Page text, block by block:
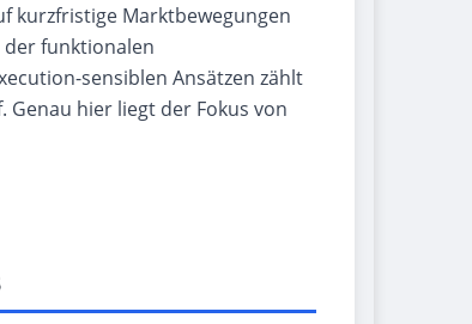
kurzfristige Marktbewegungen
funktionalen
sensiblen Ansätzen zählt
hier liegt der Fokus von